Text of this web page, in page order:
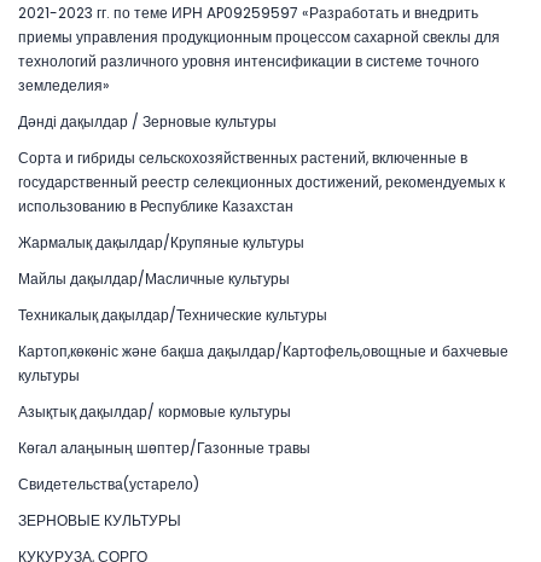
2021-2023 гг. по теме ИРН AP09259597 «Разработать и внедрить
приемы управления продукционным процессом сахарной свеклы для
технологий различного уровня интенсификации в системе точного
земледелия»
Дәнді дақылдар / Зерновые культуры
Сорта и гибриды сельскохозяйственных растений, включенные в
государственный реестр селекционных достижений, рекомендуемых к
использованию в Республике Казахстан
Жармалық дақылдар/Крупяные культуры
Майлы дақылдар/Масличные культуры
Техникалық дақылдар/Технические культуры
Картоп,көкөніс және бақша дақылдар/Картофель,овощные и бахчевые
культуры
Азықтық дақылдар/ кормовые культуры
Көгал алаңының шөптер/Газонные травы
Свидетельства(устарело)
ЗЕРНОВЫЕ КУЛЬТУРЫ
КУКУРУЗА, СОРГО